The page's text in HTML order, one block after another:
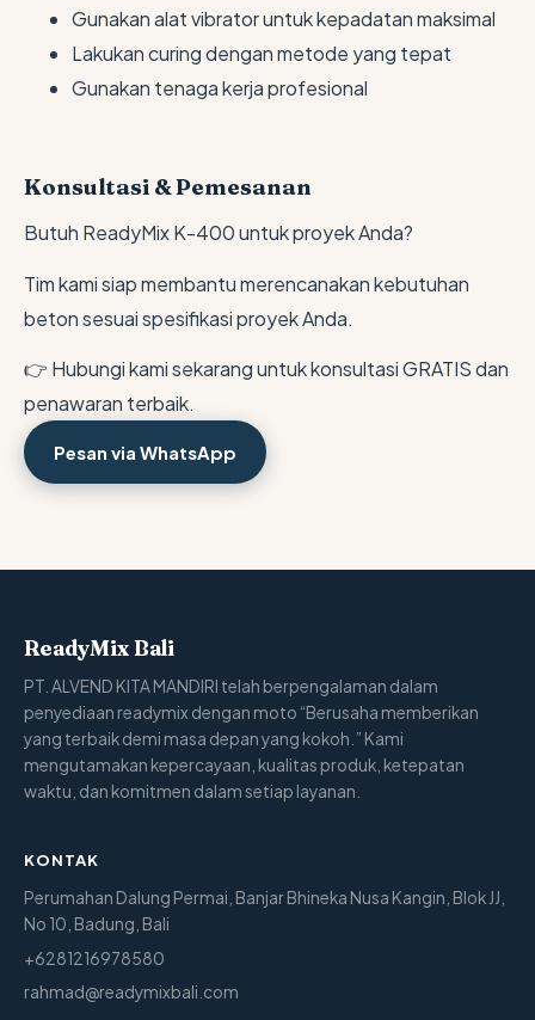
Gunakan alat vibrator untuk kepadatan maksimal
Lakukan curing dengan metode yang tepat
Gunakan tenaga kerja profesional
Konsultasi & Pemesanan
Butuh ReadyMix K-400 untuk proyek Anda?
Tim kami siap membantu merencanakan kebutuhan
beton sesuai spesifikasi proyek Anda.
👉 Hubungi kami sekarang untuk konsultasi GRATIS dan
penawaran terbaik.
Pesan via WhatsApp
ReadyMix Bali
PT. ALVEND KITA MANDIRI telah berpengalaman dalam
penyediaan readymix dengan moto “Berusaha memberikan
yang terbaik demi masa depan yang kokoh.” Kami
mengutamakan kepercayaan, kualitas produk, ketepatan
waktu, dan komitmen dalam setiap layanan.
KONTAK
Perumahan Dalung Permai, Banjar Bhineka Nusa Kangin, Blok JJ,
No 10, Badung, Bali
+6281216978580
rahmad@readymixbali.com